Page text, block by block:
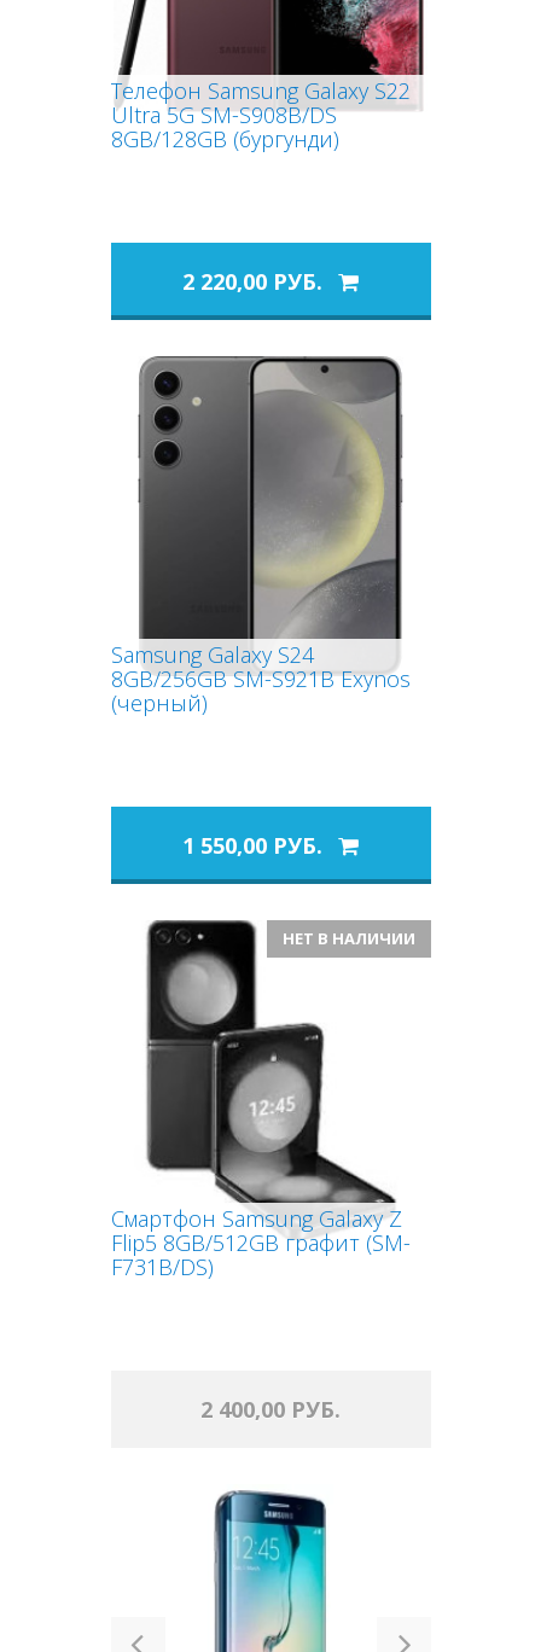
Телефон Samsung Galaxy S22
Ultra 5G SM-S908B/DS
8GB/128GB (бургунди)
2 220,00 РУБ.
Samsung Galaxy S24
8GB/256GB SM-S921B Exynos
(черный)
1 550,00 РУБ.
НЕТ В НАЛИЧИИ
Смартфон Samsung Galaxy Z
Flip5 8GB/512GB графит (SM-
F731B/DS)
2 400,00 РУБ.
Previous